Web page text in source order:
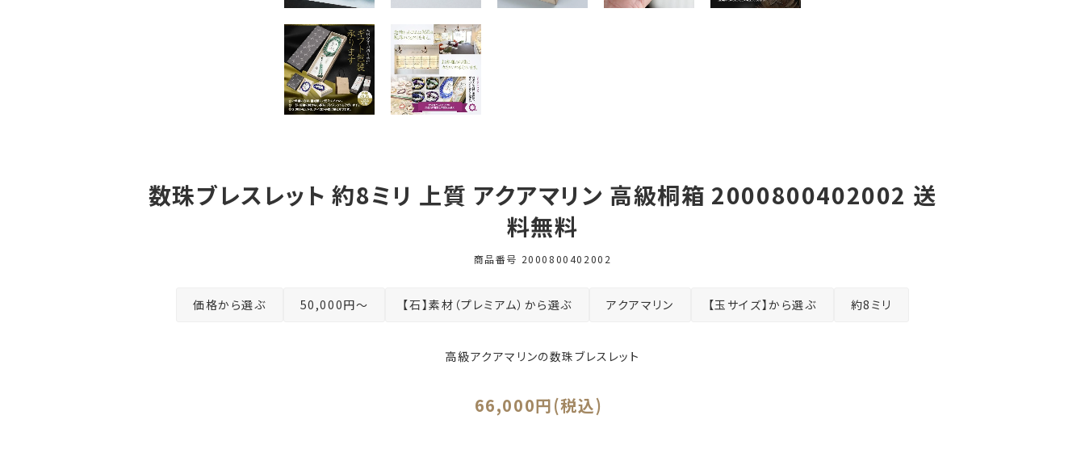
数珠ブレスレット 約8ミリ 上質 アクアマリン 高級桐箱 2000800402002 送
料無料
商品番号 2000800402002
価格から選ぶ 50,000円～ 【石】素材（プレミアム）から選ぶ アクアマリン 【玉サイズ】から選ぶ 約8ミリ
高級アクアマリンの数珠ブレスレット
66,000円(税込)